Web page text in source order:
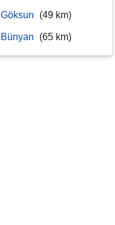
Göksun (49 km)
Bünyan (65 km)